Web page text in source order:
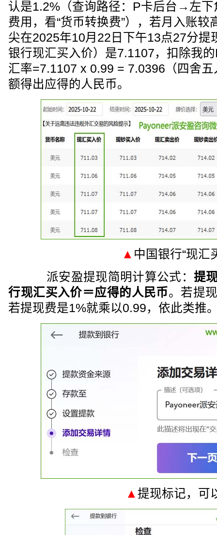
认是1.2%（查询路径：P卡后台→左
费用，看“货币转换费”），若月入账
尖在2025年10月22日下午13点27分提
银行现汇买入价）是7.1107，扣除我
汇率=7.1107 x 0.99 = 7.0396（四舍
额得出应得的人民币。
▲ 中国银行“现汇
派安盈提现简明计算公式： 提
行现汇买入价＝应得的人民币。若提
若提现费是1%就乘以0.99，依此类推
▲ 提现标记，可